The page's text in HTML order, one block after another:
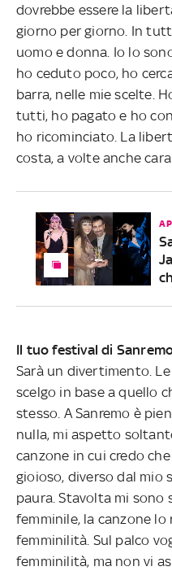
dovrebbe essere la
giorno per giorno. In
uomo e donna. Io lo
ho ceduto poco, ho
barra, nelle mie scelte.
tutti, ho pagato e ho
ho ricominciato. La
costa, a volte anche cara
Il tuo festival di
Sarà un divertimento.
scelgo in base a quello
stesso. A Sanremo è
nulla, mi aspetto
canzone in cui credo
gioioso, diverso dal mio
paura. Stavolta mi sono
femminile, la canzone
femminilità. Sul palco
femminilità, ma non vi